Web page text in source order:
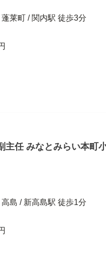
莱町 / 関内駅 徒歩3分
主任 みなとみらい本町
島 / 新高島駅 徒歩1分